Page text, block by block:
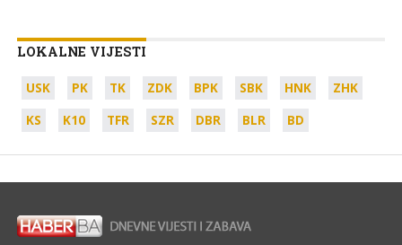
LOKALNE VIJESTI
USK PK TK ZDK BPK SBK HNK
ZHK
KS
K10 TFR SZR DBR BLR BD